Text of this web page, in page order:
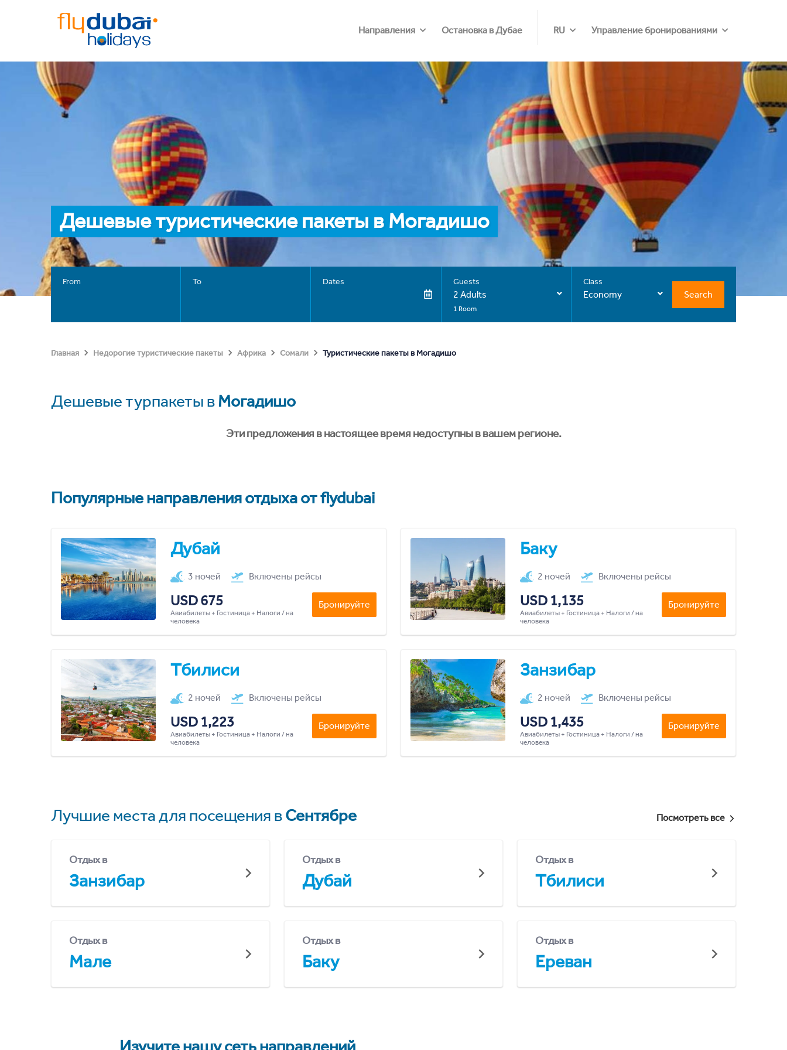
Направления Остановка в Дубае RU Управление бронированиями
Дешевые туристические пакеты в Могадишо
From To Dates Guests
2 Adults
1 Room
Class
Economy Search
Главная Недорогие туристические пакеты Африка Сомали Туристические пакеты в Могадишо
Дешевые турпакеты вМогадишо
Эти предложения в настоящее время недоступны в вашем регионе.
Популярные направления отдыха от flydubai
Дубай
3 ночей Включены рейсы
USD 675
Авиабилеты + Гостиница + Налоги / на
человека
Бронируйте
Баку
2 ночей Включены рейсы
USD 1,135
Авиабилеты + Гостиница + Налоги / на
человека
Бронируйте
Тбилиси
2 ночей Включены рейсы
USD 1,223
Авиабилеты + Гостиница + Налоги / на
человека
Бронируйте
Занзибар
2 ночей Включены рейсы
USD 1,435
Авиабилеты + Гостиница + Налоги / на
человека
Бронируйте
Лучшие места для посещения вСентябре Посмотреть все
Отдых в
Занзибар
Отдых в
Дубай
Отдых в
Тбилиси
Отдых в
Мале
Отдых в
Баку
Отдых в
Ереван